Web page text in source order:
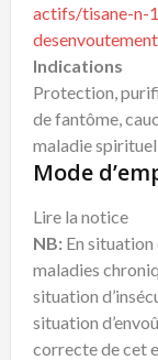
actifs/tisane-n-
Indications
Protection,
de fantôme,
maladie
Mode
Lire la notice
NB: En situation
maladies
situation
situation
correcte de cet